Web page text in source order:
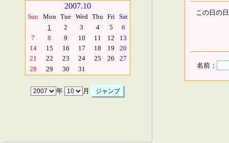
2007.10
Sun Mon Tue Wed Thu Fri Sat
1
2 3 4 5
6
7
8 9 10 11 12
13
14
15 16 17 18 19
20
21
22 23 24 25 26
27
28
29 30 31
年 月
この日の
名前：